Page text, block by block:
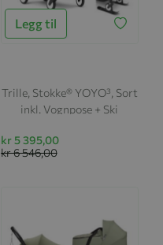
Legg til
Trille, Stokke® YOYO³, Sort
inkl. Vognpose + Ski
kr 5 395,00
kr 6 546,00